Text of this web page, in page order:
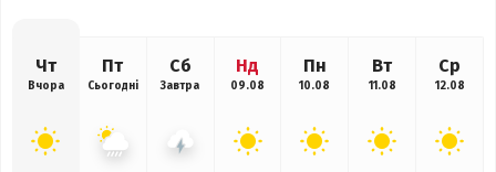
Чт
Вчора
Пт
Сьогодні
Сб
Завтра
Нд
09.08
Пн
10.08
Вт
11.08
Ср
12.08